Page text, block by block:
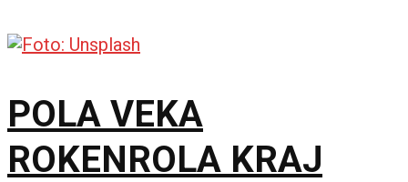
POLA VEKA
ROKENROLA KRAJ